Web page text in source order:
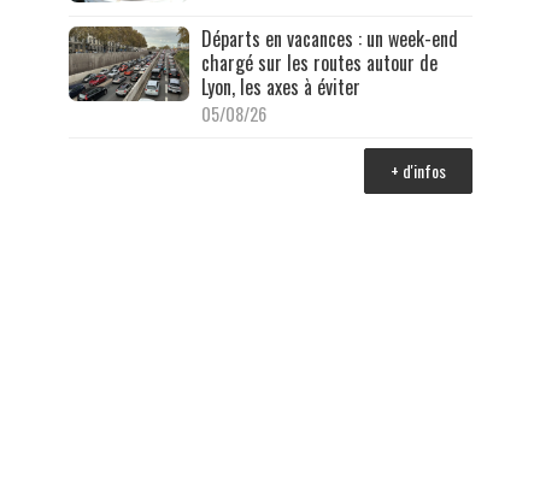
Départs en vacances : un week-end
chargé sur les routes autour de
Lyon, les axes à éviter
05/08/26
+ d'infos